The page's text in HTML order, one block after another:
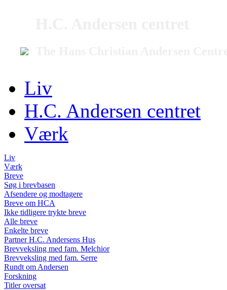
Liv
H.C. Andersen centret
Værk
Liv
Værk
Breve
Søg i brevbasen
Afsendere og modtagere
Breve om HCA
Ikke tidligere trykte breve
Alle breve
Enkelte breve
Partner H.C. Andersens Hus
Brevveksling med fam. Melchior
Brevveksling med fam. Serre
Rundt om Andersen
Forskning
Titler oversat